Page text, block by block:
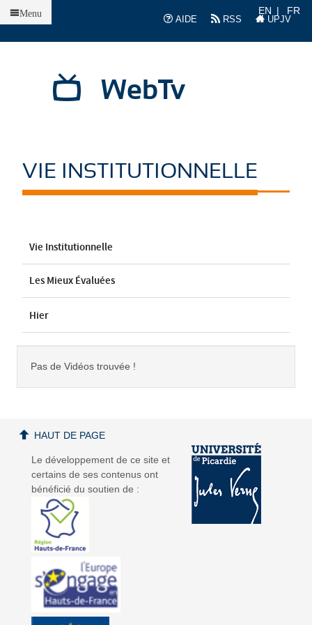
AIDE
RSS UPJV
EN FR
WebTv
Menu
VIE INSTITUTIONNELLE
Vie Institutionnelle
Les Mieux Évaluées
Hier
Pas de Vidéos trouvée !
Le développement de ce site et
certains de ses contenus ont
bénéficié du soutien de :
HAUT DE PAGE